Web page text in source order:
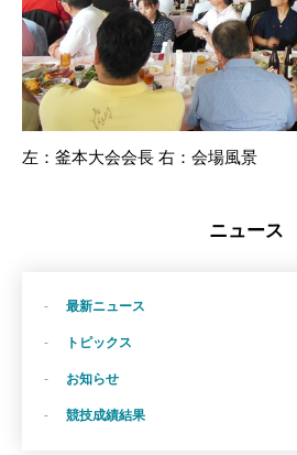
左：釜本大会会長 右：会場風景
ニュース
最新ニュース
トピックス
お知らせ
競技成績結果